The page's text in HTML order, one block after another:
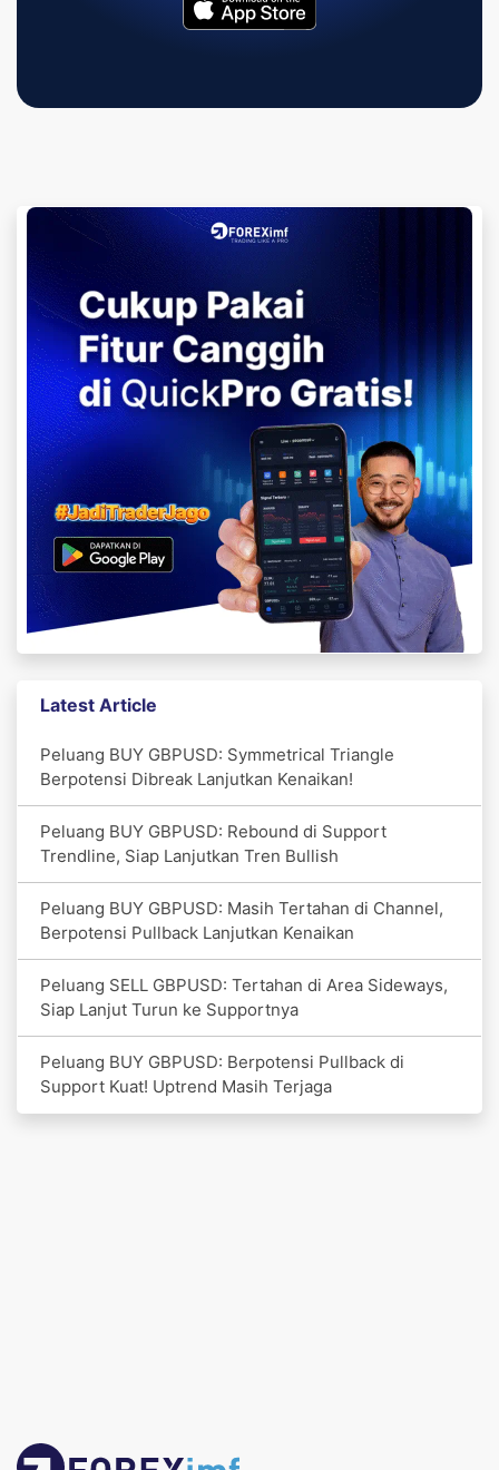
Latest Article
Peluang BUY GBPUSD: Symmetrical Triangle
Berpotensi Dibreak Lanjutkan Kenaikan!
Peluang BUY GBPUSD: Rebound di Support
Trendline, Siap Lanjutkan Tren Bullish
Peluang BUY GBPUSD: Masih Tertahan di Channel,
Berpotensi Pullback Lanjutkan Kenaikan
Peluang SELL GBPUSD: Tertahan di Area Sideways,
Siap Lanjut Turun ke Supportnya
Peluang BUY GBPUSD: Berpotensi Pullback di
Support Kuat! Uptrend Masih Terjaga